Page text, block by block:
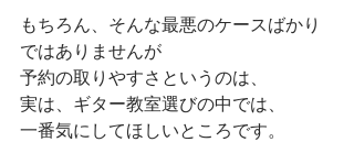
もちろん、そんな最悪のケースばかり
ではありませんが
予約の取りやすさというのは、
実は、ギター教室選びの中では、
一番気にしてほしいところです。